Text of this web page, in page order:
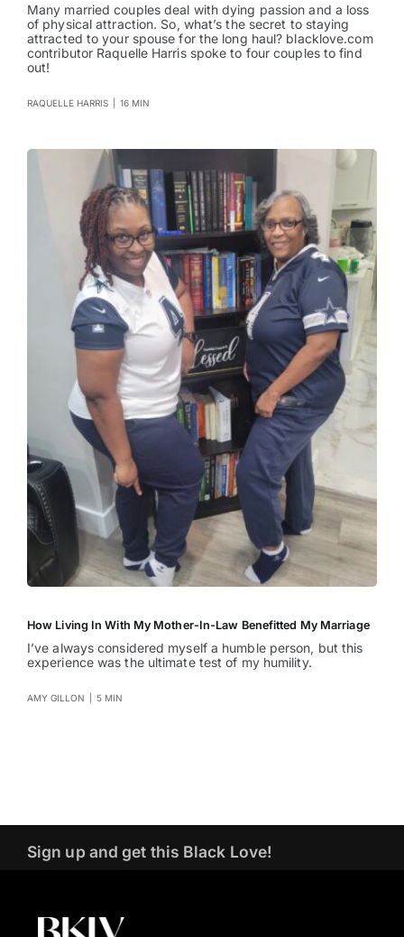
Many married couples deal with dying passion and a loss
of physical attraction. So, what’s the secret to staying
attracted to your spouse for the long haul? blacklove.com
contributor Raquelle Harris spoke to four couples to find
out!
RAQUELLE HARRIS 16 MIN
How Living In With My Mother-In-Law Benefitted My Marriage
I’ve always considered myself a humble person, but this
experience was the ultimate test of my humility.
AMY GILLON 5 MIN
Sign up and get this Black Love!